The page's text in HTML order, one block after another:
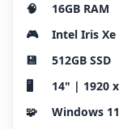
🧠
16GB RAM
🎮
Intel Iris Xe
💾
512GB SSD
🖥️
14" | 1920
🧩
Windows